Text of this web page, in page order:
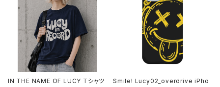
Androidケース
iPhoneケース
スマホリング
ステッカー
アクセサリー
IN THE NAME OF LUCY Tシャツ
Smile! Lucy02_overdrive iPho